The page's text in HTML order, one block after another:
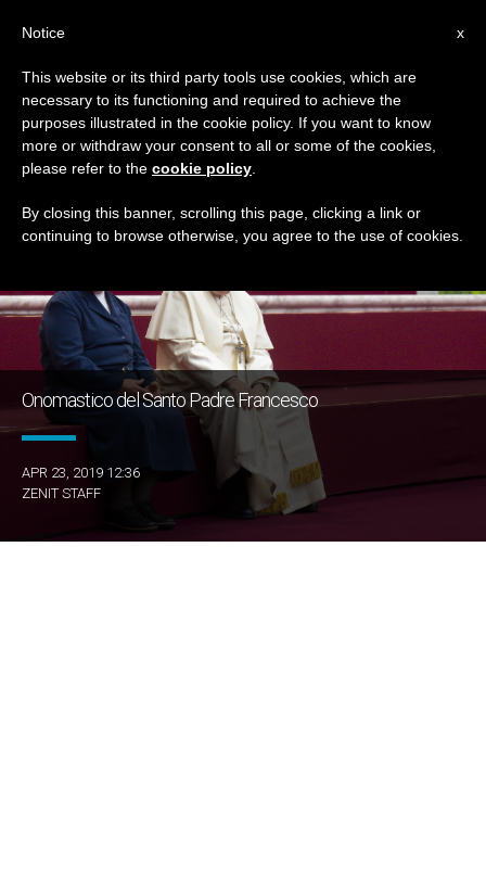
GIORNO
Aprile 23rd, 2019
ULTIME NOTIZIE
Onomastico del Santo Padre Francesco
APR 23, 2019 12:36
ZENIT STAFF
x
Notice
This website or its third party tools use cookies, which are
necessary to its functioning and required to achieve the
purposes illustrated in the cookie policy. If you want to know
more or withdraw your consent to all or some of the cookies,
please refer to the cookie policy
By closing this banner, scrolling this page, clicking a link or
continuing to browse otherwise, you agree to the use of cookies.